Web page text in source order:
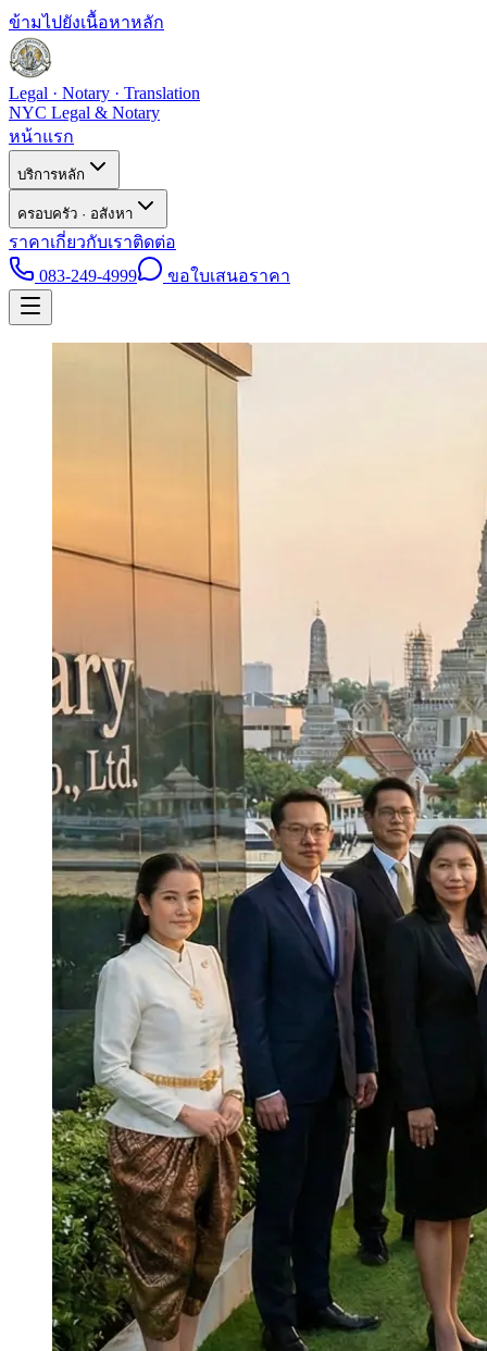
ข้ามไปยังเนื้อหาหลัก
Legal · Notary · Translation
NYC Legal & Notary
หน้าแรก
บริการหลัก
ครอบครัว · อสังหา
ราคาเกี่ยวกับเราติดต่อ
083-249-4999
ขอใบเสนอราคา